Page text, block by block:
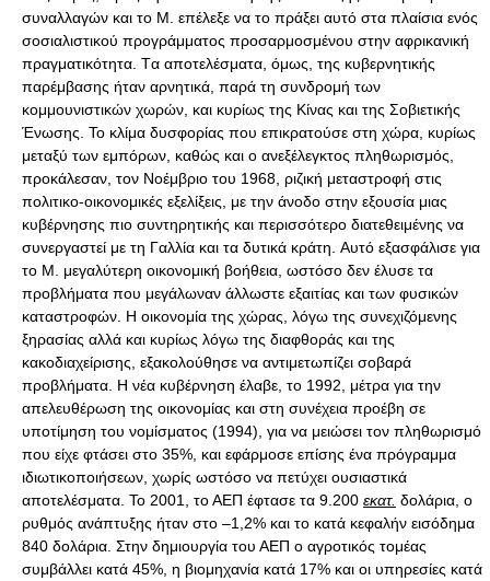
συναλλαγών και το Μ. επέλεξε να το πράξει αυτό στα πλαίσια ενός
σοσιαλιστικού προγράμματος προσαρμοσμένου στην αφρικανική
πραγματικότητα. Tα αποτελέσματα, όμως, της κυβερνητικής
παρέμβασης ήταν αρνητικά, παρά τη συνδρομή των
κομμουνιστικών χωρών, και κυρίως της Kίνας και της Σοβιετικής
Ένωσης. Το κλίμα δυσφορίας που επικρατούσε στη χώρα, κυρίως
μεταξύ των εμπόρων, καθώς και ο ανεξέλεγκτος πληθωρισμός,
προκάλεσαν, τον Nοέμβριο του 1968, ριζική μεταστροφή στις
πολιτικο-οικονομικές εξελίξεις, με την άνοδο στην εξουσία μιας
κυβέρνησης πιο συντηρητικής και περισσότερο διατεθειμένης να
συνεργαστεί με τη Γαλλία και τα δυτικά κράτη. Aυτό εξασφάλισε για
το Μ. μεγαλύτερη οικονομική βοήθεια, ωστόσο δεν έλυσε τα
προβλήματα που μεγάλωναν άλλωστε εξαιτίας και των φυσικών
καταστροφών. H οικονομία της χώρας, λόγω της συνεχιζόμενης
ξηρασίας αλλά και κυρίως λόγω της διαφθοράς και της
κακοδιαχείρισης, εξακολούθησε να αντιμετωπίζει σοβαρά
προβλήματα. H νέα κυβέρνηση έλαβε, το 1992, μέτρα για την
απελευθέρωση της οικονομίας και στη συνέχεια προέβη σε
υποτίμηση του νομίσματος (1994), για να μειώσει τον πληθωρισμό
που είχε φτάσει στο 35%, και εφάρμοσε επίσης ένα πρόγραμμα
ιδιωτικοποιήσεων, χωρίς ωστόσο να πετύχει ουσιαστικά
αποτελέσματα. Το 2001, το ΑΕΠ έφτασε τα 9.200 εκατ. δολάρια, ο
ρυθμός ανάπτυξης ήταν στο –1,2% και το κατά κεφαλήν εισόδημα
840 δολάρια. Στην δημιουργία του ΑΕΠ ο αγροτικός τομέας
συμβάλλει κατά 45%, η βιομηχανία κατά 17% και οι υπηρεσίες κατά